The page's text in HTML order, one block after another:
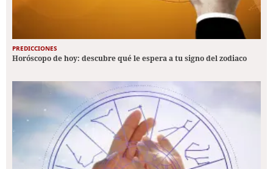
PREDICCIONES
Horóscopo de hoy: descubre qué le espera a tu signo del zodiaco